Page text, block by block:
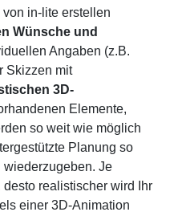
in-lite erstellen
Wünsche und
Angaben (z.B.
Skizzen mit
3D-
Elemente,
so weit wie möglich
Planung so
wiederzugeben. Je
realistischer wird Ihr
einer 3D-Animation